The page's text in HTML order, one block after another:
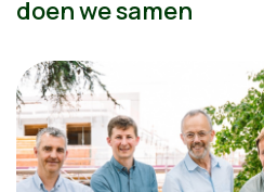
doen we samen